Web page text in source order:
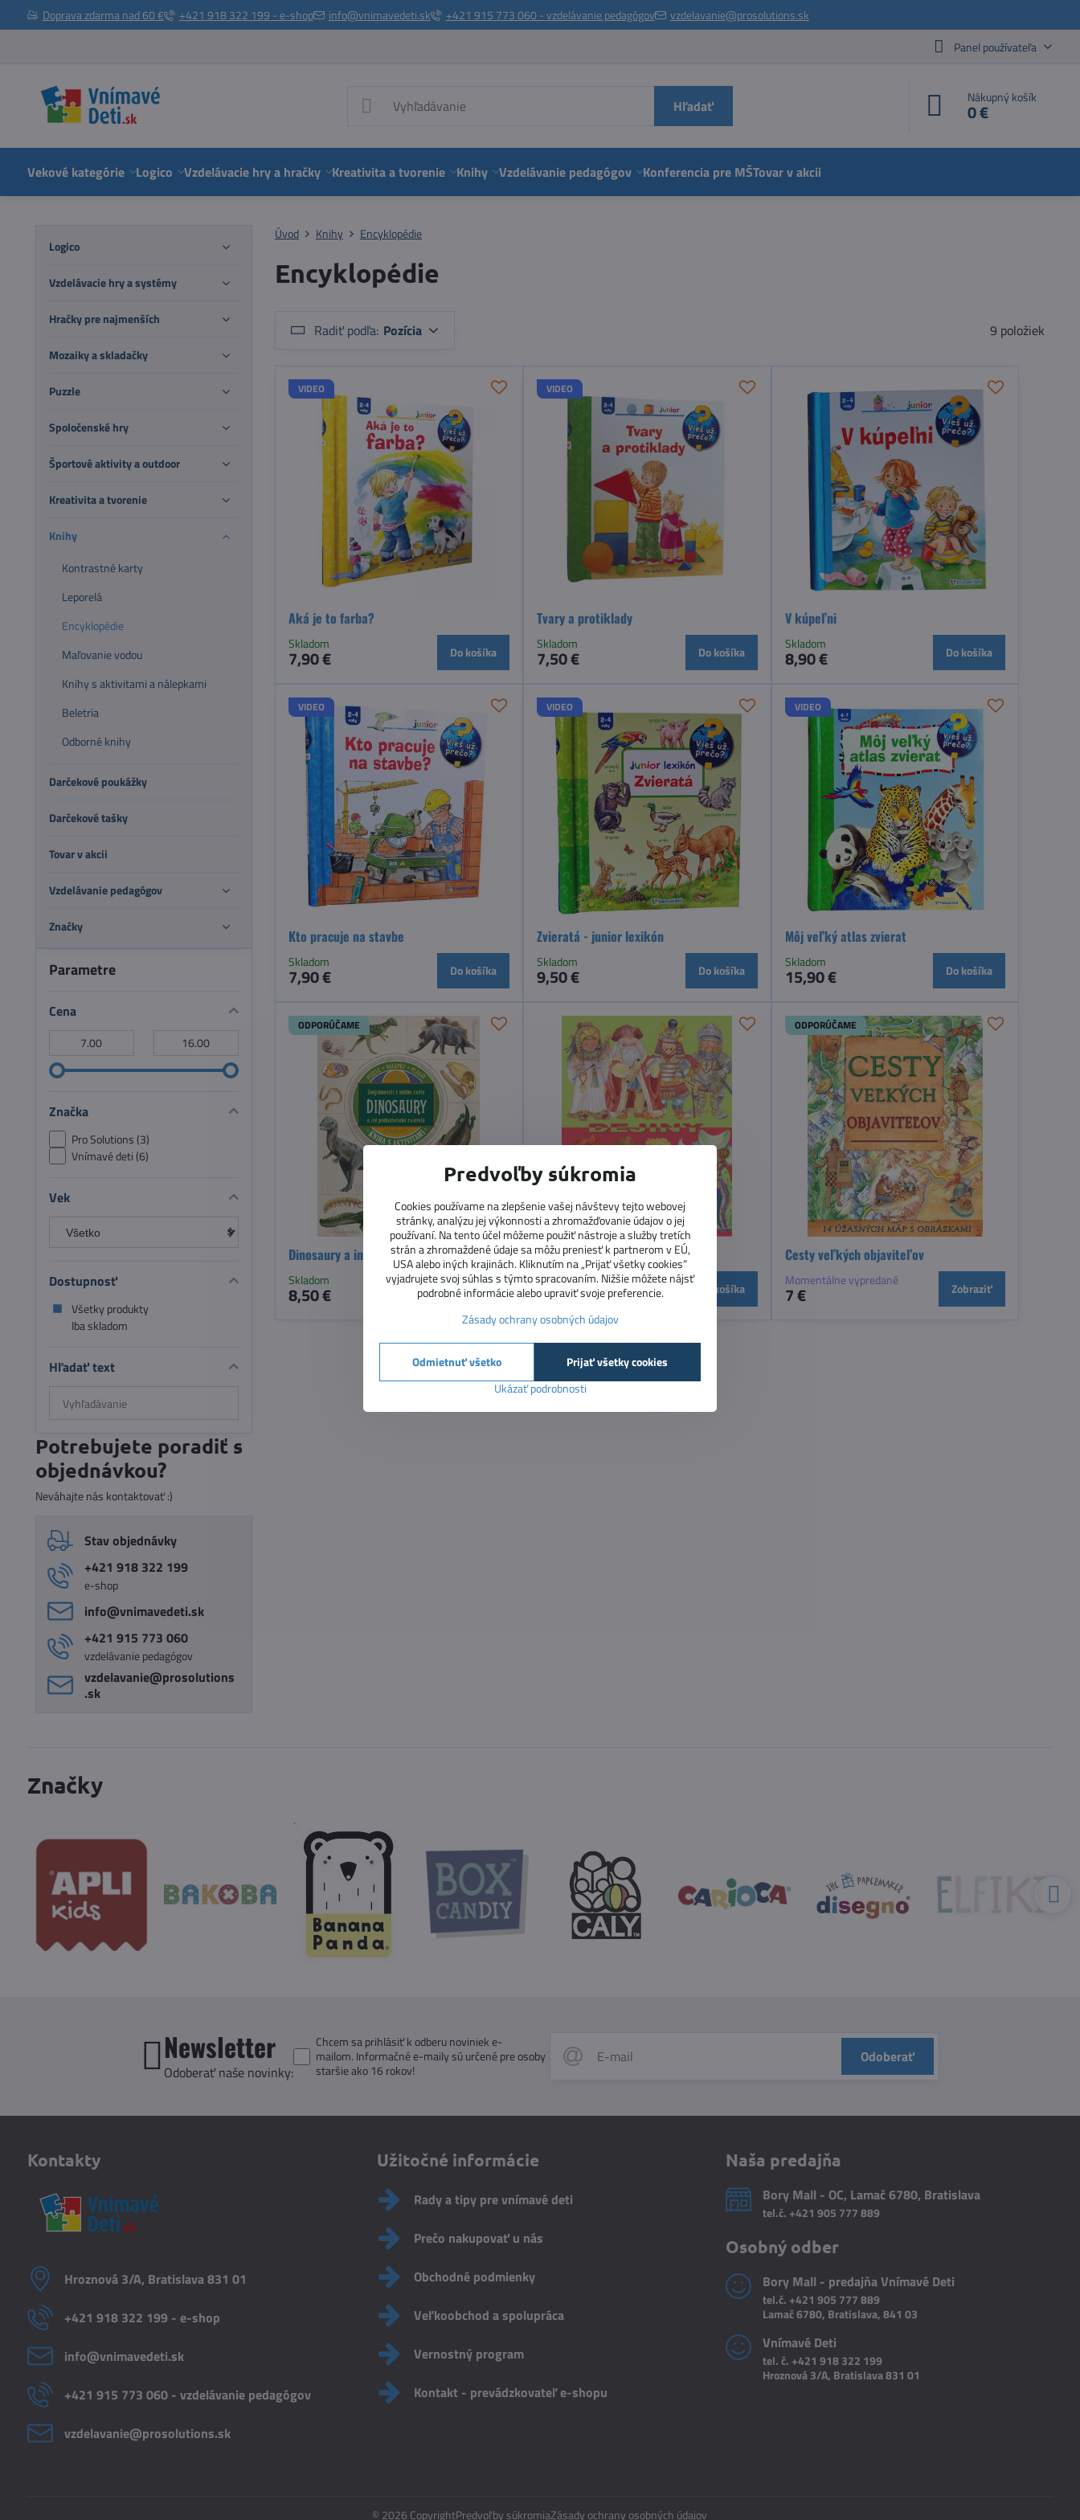
Doprava zdarma nad 60 € +421 918 322 199 - e-shop info@vnimavedeti.sk +421 915 773 060 - vzdelávanie pedagógov
vzdelavanie@prosolutions.sk
Panel používateľa
Hľadať Nákupný košík
0 €
Vekové kategórie Logico Vzdelávacie hry a hračky Kreativita a tvorenie Knihy Vzdelávanie pedagógov Konferencia pre MŠTovar v akcii
Úvod Knihy Encyklopédie
Encyklopédie
Radiť podľa: Pozícia 9 položiek
VIDEO
Aká je to farba?
Skladom
7,90 € Do košíka
VIDEO
Tvary a protiklady
Skladom
7,50 € Do košíka
V kúpeľni
Skladom
8,90 € Do košíka
VIDEO
Kto pracuje na stavbe
Skladom
7,90 € Do košíka
VIDEO
Zvieratá - junior lexikón
Skladom
9,50 € Do košíka
VIDEO
Môj veľký atlas zvierat
Skladom
15,90 € Do košíka
ODPORÚČAME
Dinosaury a iné prehistorické zvieratá
Skladom
8,50 € Do košíka
Dejiny - od praveku po súčasnosť
Skladom
7,20 € Do košíka
ODPORÚČAME
Cesty veľkých objaviteľov
Momentálne vypredané
7 € Zobraziť
Parametre
Cena
Značka
Pro Solutions (3)
Vnímavé deti (6)
Vek
Dostupnosť
Všetky produkty
Iba skladom
Hľadať text
Prehľadať
výsledky
fulltextom
Potrebujete poradiť s
objednávkou?
Neváhajte nás kontaktovať :)
Stav objednávky
+421 918 322 199
e-shop
info​@vnimavedeti​.sk
+421 915 773 060
vzdelávanie pedagógov
vzdelavanie​@prosolutions​
.sk
Logico
Vzdelávacie hry a systémy
Hračky pre najmenších
Mozaiky a skladačky
Puzzle
Spoločenské hry
Športové aktivity a outdoor
Kreativita a tvorenie
Knihy
Kontrastné karty
Leporelá
Encyklopédie
Maľovanie vodou
Knihy s aktivitami a nálepkami
Beletria
Odborné knihy
Darčekové poukážky
Darčekové tašky
Tovar v akcii
Vzdelávanie pedagógov
Značky
Značky
Newsletter
Odoberať naše novinky:
Odoberať
Chcem sa prihlásiť k odberu noviniek e-
mailom. Informačné e-maily sú určené pre osoby
staršie ako 16 rokov!
Kontakty
Hroznová 3/A, Bratislava 831 01
+421 918 322 199 - e-shop
info​@vnimavedeti​.sk
+421 915 773 060 - vzdelávanie pedagógov
vzdelavanie​@prosolutions​.sk
Užitočné informácie
Rady a tipy pre vnímavé deti
Prečo nakupovať u nás
Obchodné podmienky
Veľkoobchod a spolupráca
Vernostný program
Kontakt - prevádzkovateľ e-shopu
Naša predajňa
Bory Mall - OC, Lamač 6780, Bratislava
tel.č. +421 905 777 889
Osobný odber
Bory Mall - predajňa Vnímavé Deti
tel.č. +421 905 777 889
Lamač 6780, Bratislava, 841 03
Vnímavé Deti
tel. č. +421 918 322 199
Hroznová 3/A, Bratislava 831 01
© 2026 CopyrightPredvoľby súkromiaZásady ochrany osobných údajov
Predvoľby súkromia
Cookies používame na zlepšenie vašej návštevy tejto webovej
stránky, analýzu jej výkonnosti a zhromažďovanie údajov o jej
používaní. Na tento účel môžeme použiť nástroje a služby tretích
strán a zhromaždené údaje sa môžu preniesť k partnerom v EÚ,
USA alebo iných krajinách. Kliknutím na „Prijať všetky cookies“
vyjadrujete svoj súhlas s týmto spracovaním. Nižšie môžete nájsť
podrobné informácie alebo upraviť svoje preferencie.
Zásady ochrany osobných údajov
Ukázať podrobnosti
Prijať všetky cookies
Odmietnuť všetko